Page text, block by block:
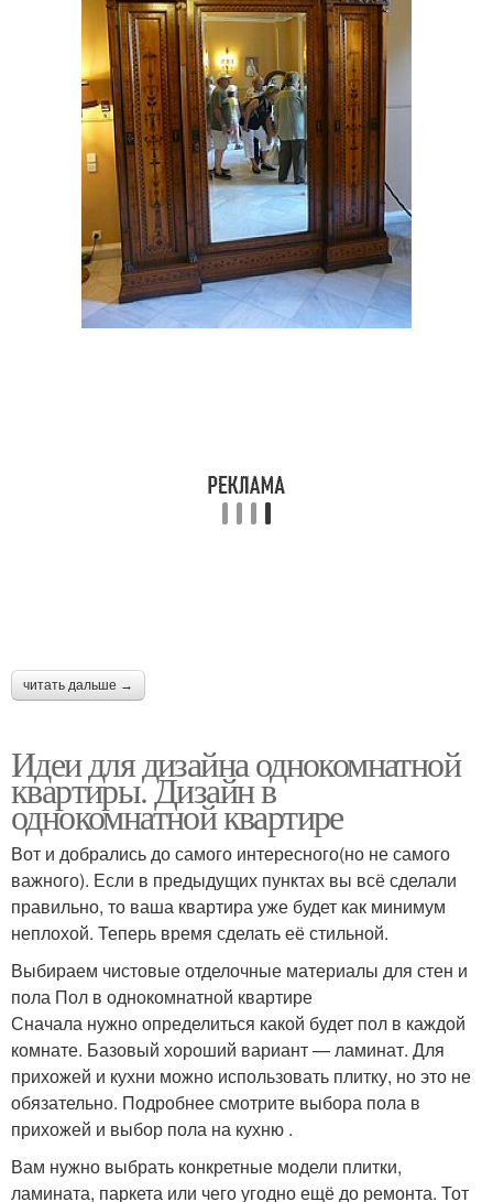
квартира
Дом в стиле
Средиземноморский
стиль
Стиль в оформлении
читать дальше →
Идеи для дизайна однокомнатной
квартиры. Дизайн в
однокомнатной квартире
Вот и добрались до самого интересного(но не самого
важного). Если в предыдущих пунктах вы всё сделали
правильно, то ваша квартира уже будет как минимум
неплохой. Теперь время сделать её стильной.
Выбираем чистовые отделочные материалы для стен и
пола Пол в однокомнатной квартире
Сначала нужно определиться какой будет пол в каждой
комнате. Базовый хороший вариант — ламинат. Для
прихожей и кухни можно использовать плитку, но это не
обязательно. Подробнее смотрите выбора пола в
прихожей и выбор пола на кухню .
Вам нужно выбрать конкретные модели плитки,
ламината, паркета или чего угодно ещё до ремонта. Тот